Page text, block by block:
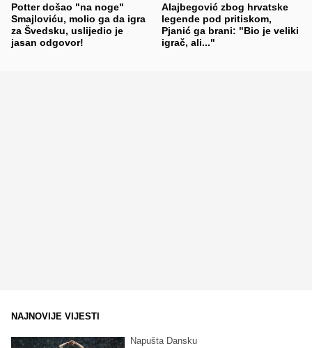
Potter došao "na noge"
Smajloviću, molio ga da igra
za Švedsku, uslijedio je
jasan odgovor!
Alajbegović zbog hrvatske
legende pod pritiskom,
Pjanić ga brani: "Bio je veliki
igrač, ali..."
NAJNOVIJE VIJESTI
Napušta Dansku